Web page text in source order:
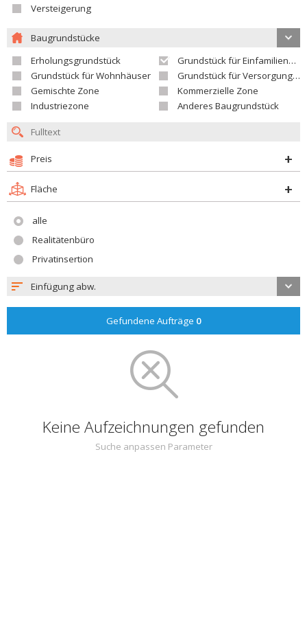
Versteigerung
Baugrundstücke
Erholungsgrundstück
Grundstück für Einfamilienhäuser
Grundstück für Wohnhäuser
Grundstück für Versorgungseinrichtungen
Gemischte Zone
Kommerzielle Zone
Industriezone
Anderes Baugrundstück
Preis
Fläche
alle
Realitätenbüro
Privatinsertion
Einfügung abw.
Gefundene Aufträge 0
Keine Aufzeichnungen gefunden
Suche anpassen Parameter